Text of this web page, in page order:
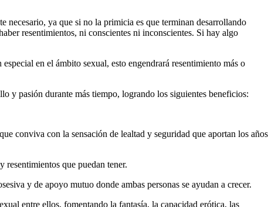
necesario, ya que si no la primicia es que terminan desarrollando
resentimientos, ni conscientes ni inconscientes. Si hay algo
en el ámbito sexual, esto engendrará resentimiento más o
y pasión durante más tiempo, logrando los siguientes beneficios:
conviva con la sensación de lealtad y seguridad que aportan los años
resentimientos que puedan tener.
y de apoyo mutuo donde ambas personas se ayudan a crecer.
entre ellos, fomentando la fantasía, la capacidad erótica, las